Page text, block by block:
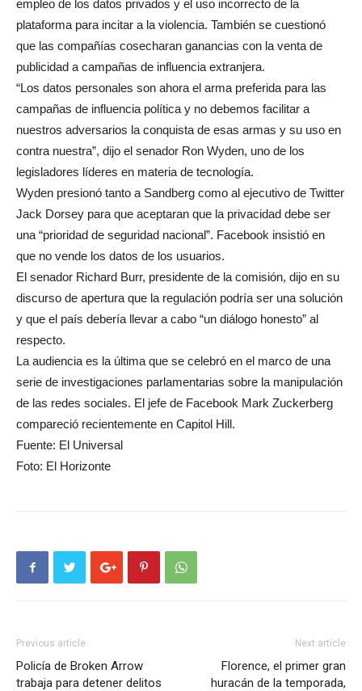
empleo de los datos privados y el uso incorrecto de la
plataforma para incitar a la violencia. También se cuestionó
que las compañías cosecharan ganancias con la venta de
publicidad a campañas de influencia extranjera.
“Los datos personales son ahora el arma preferida para las
campañas de influencia política y no debemos facilitar a
nuestros adversarios la conquista de esas armas y su uso en
contra nuestra”, dijo el senador Ron Wyden, uno de los
legisladores líderes en materia de tecnología.
Wyden presionó tanto a Sandberg como al ejecutivo de Twitter
Jack Dorsey para que aceptaran que la privacidad debe ser
una “prioridad de seguridad nacional”. Facebook insistió en
que no vende los datos de los usuarios.
El senador Richard Burr, presidente de la comisión, dijo en su
discurso de apertura que la regulación podría ser una solución
y que el país debería llevar a cabo “un diálogo honesto” al
respecto.
La audiencia es la última que se celebró en el marco de una
serie de investigaciones parlamentarias sobre la manipulación
de las redes sociales. El jefe de Facebook Mark Zuckerberg
compareció recientemente en Capitol Hill.
Fuente: El Universal
Foto: El Horizonte
Previous article
Policía de Broken Arrow
trabaja para detener delitos
Next article
Florence, el primer gran
huracán de la temporada,